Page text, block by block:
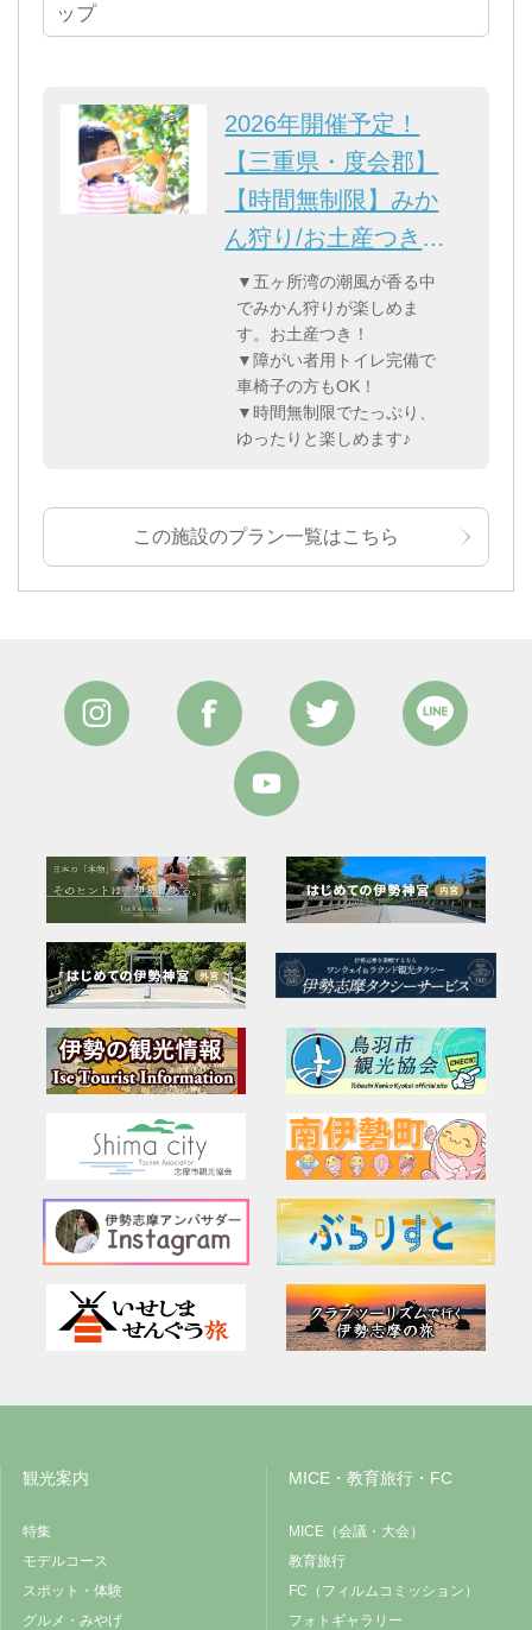
ップ
2026年開催予定！
【三重県・度会郡】
【時間無制限】みか
ん狩り/お土産つき！
車椅...
▼五ヶ所湾の潮風が香る中
でみかん狩りが楽しめま
す。お土産つき！
▼障がい者用トイレ完備で
車椅子の方もOK！
▼時間無制限でたっぷり、
ゆったりと楽しめます♪
この施設のプラン一覧はこちら
観光案内
特集
モデルコース
スポット・体験
グルメ・みやげ
MICE・教育旅行・FC
MICE（会議・大会）
教育旅行
FC（フィルムコミッション）
フォトギャラリー